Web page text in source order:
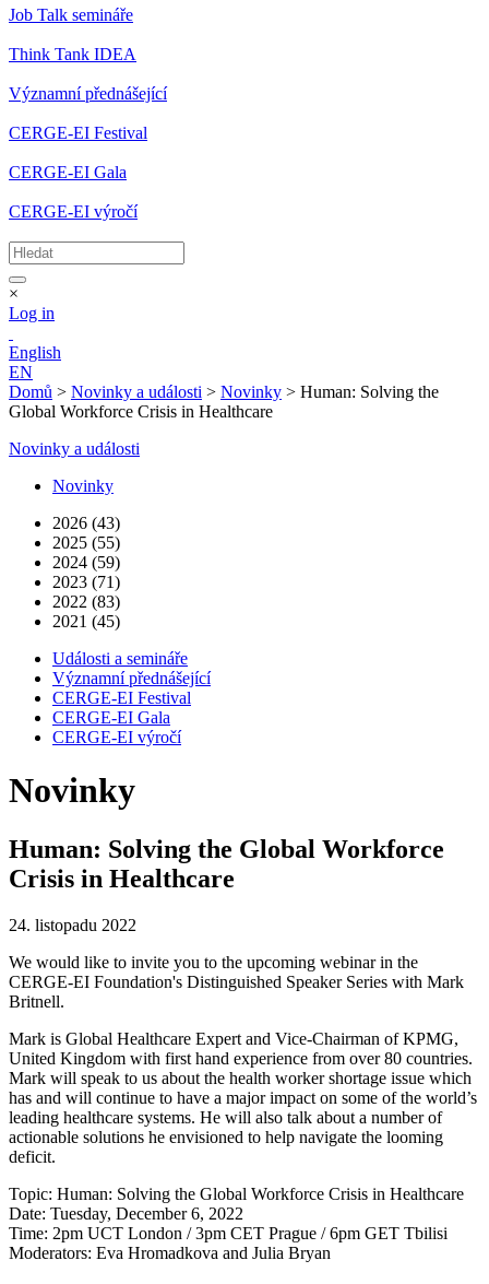
Job Talk semináře
Think Tank IDEA
Významní přednášející
CERGE-EI Festival
CERGE-EI Gala
CERGE-EI výročí
×
Log in
English
EN
Domů > Novinky a události > Novinky > Human: Solving the
Global Workforce Crisis in Healthcare
Novinky a události
Novinky
2026 (43)
2025 (55)
2024 (59)
2023 (71)
2022 (83)
2021 (45)
Události a semináře
Významní přednášející
CERGE-EI Festival
CERGE-EI Gala
CERGE-EI výročí
Novinky
Human: Solving the Global Workforce
Crisis in Healthcare
24. listopadu 2022
We would like to invite you to the upcoming webinar in the
CERGE-EI Foundation's Distinguished Speaker Series with Mark
Britnell.
Mark is Global Healthcare Expert and Vice-Chairman of KPMG,
United Kingdom with first hand experience from over 80 countries.
Mark will speak to us about the health worker shortage issue which
has and will continue to have a major impact on some of the world’s
leading healthcare systems. He will also talk about a number of
actionable solutions he envisioned to help navigate the looming
deficit.
Topic: Human: Solving the Global Workforce Crisis in Healthcare
Date: Tuesday, December 6, 2022
Time: 2pm UCT London / 3pm CET Prague / 6pm GET Tbilisi
Moderators: Eva Hromadkova and Julia Bryan